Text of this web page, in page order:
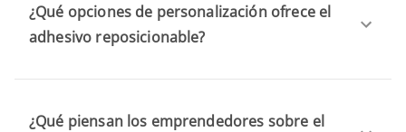
¿Qué opciones de personalización ofrece el
adhesivo reposicionable?
¿Qué piensan los emprendedores sobre el